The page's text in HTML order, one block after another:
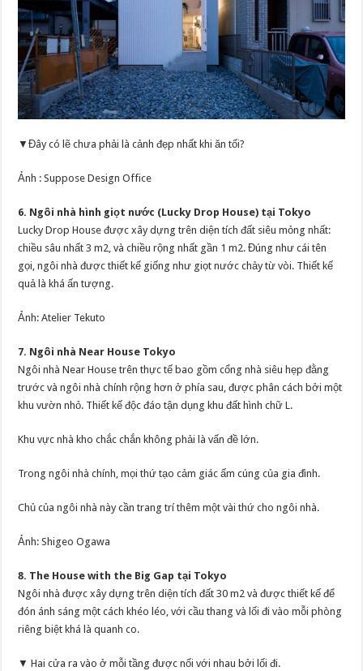
▼Đây có lẽ chưa phải là cảnh đẹp nhất khi ăn tối?
Ảnh : Suppose Design Office
6. Ngôi nhà hình giọt nước (Lucky Drop House) tại Tokyo
Lucky Drop House được xây dựng trên diện tích đất siêu mỏng nhất:
chiều sâu nhất 3 m2, và chiều rộng nhất gần 1 m2. Đúng như cái tên
gọi, ngôi nhà được thiết kế giống như giọt nước chảy từ vòi. Thiết kế
quả là khá ấn tượng.
Ảnh: Atelier Tekuto
7. Ngôi nhà Near House Tokyo
Ngôi nhà Near House trên thực tế bao gồm cổng nhà siêu hẹp đằng
trước và ngôi nhà chính rộng hơn ở phía sau, được phân cách bởi một
khu vườn nhỏ. Thiết kế độc đáo tận dụng khu đất hình chữ L.
Khu vực nhà kho chắc chắn không phải là vấn đề lớn.
Trong ngôi nhà chính, mọi thứ tạo cảm giác ấm cúng của gia đình.
Chủ của ngôi nhà này cần trang trí thêm một vài thứ cho ngôi nhà.
Ảnh: Shigeo Ogawa
8. The House with the Big Gap tại Tokyo
Ngôi nhà được xây dựng trên diện tích đất 30 m2 và được thiết kế để
đón ánh sáng một cách khéo léo, với cầu thang và lối đi vào mỗi phòng
riêng biệt khá là quanh co.
▼ Hai cửa ra vào ở mỗi tầng được nối với nhau bởi lối đi.